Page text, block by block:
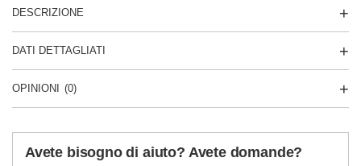
DESCRIZIONE
DATI DETTAGLIATI
OPINIONI (0)
Avete bisogno di aiuto? Avete domande?